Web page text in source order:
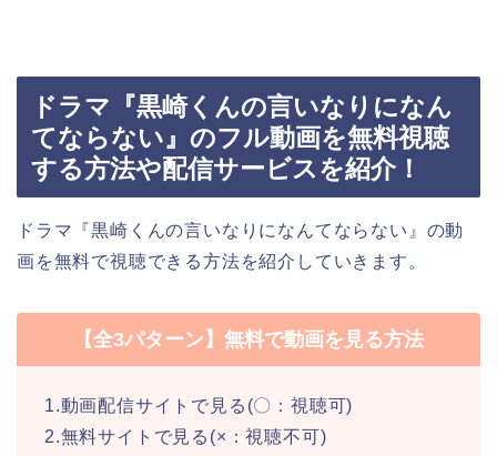
ドラマ『黒崎くんの言いなりになん
てならない』のフル動画を無料視聴
する方法や配信サービスを紹介！
ドラマ『黒崎くんの言いなりになんてならない』の動
画を無料で視聴できる方法を紹介していきます。
【全3パターン】無料で動画を見る方法
1.動画配信サイトで見る(〇：視聴可)
2.無料サイトで見る(×：視聴不可)